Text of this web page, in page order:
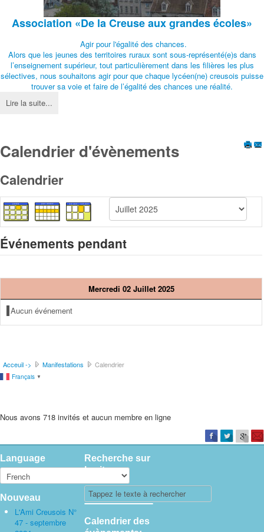
Association «De la Creuse aux grandes écoles»
Agir pour l'égalité des chances.
Alors que les jeunes des territoires ruraux sont sous-représenté(e)s dans
l’enseignement supérieur, tout particulièrement dans les filières les plus
sélectives, nous souhaitons agir pour que chaque lycéen(ne) creusois puisse
trouver sa voie et faire de l’égalité des chances une réalité.
Lire la suite...
Calendrier d'évènements
Calendrier
Événements pendant
Mercredi 02 Juillet 2025
Aucun événement
Acceuil -> Manifestations Calendrier
Français ▼
Nous avons 718 invités et aucun membre en ligne
Language
Nouveau
L'Ami Creusois N°
47 - septembre
Recherche sur
le site
Calendrier des